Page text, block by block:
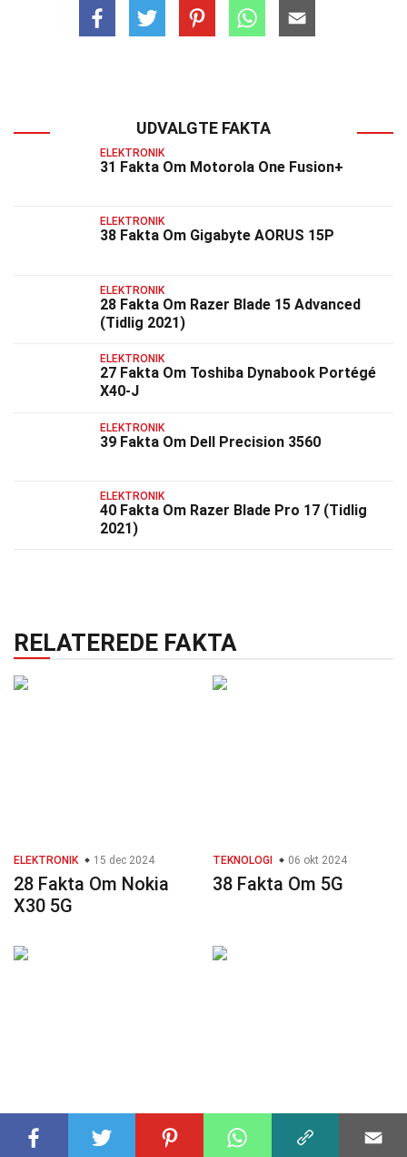
UDVALGTE FAKTA
ELEKTRONIK
31 Fakta Om Motorola One Fusion+
ELEKTRONIK
38 Fakta Om Gigabyte AORUS 15P
ELEKTRONIK
28 Fakta Om Razer Blade 15 Advanced
(Tidlig 2021)
ELEKTRONIK
27 Fakta Om Toshiba Dynabook Portégé
X40-J
ELEKTRONIK
39 Fakta Om Dell Precision 3560
ELEKTRONIK
40 Fakta Om Razer Blade Pro 17 (Tidlig
2021)
RELATEREDE FAKTA
ELEKTRONIK 15 dec 2024
28 Fakta Om Nokia
X30 5G
TEKNOLOGI 06 okt 2024
38 Fakta Om 5G
ELEKTRONIK 19 dec 2024 ELEKTRONIK 20 dec 2024